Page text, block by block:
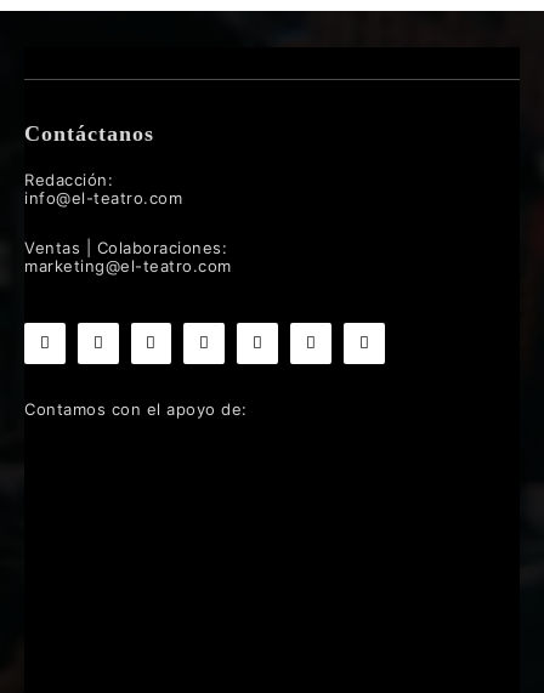
Contáctanos
Redacción:
info@el-teatro.com
Ventas | Colaboraciones:
marketing@el-teatro.com
Contamos con el apoyo de: